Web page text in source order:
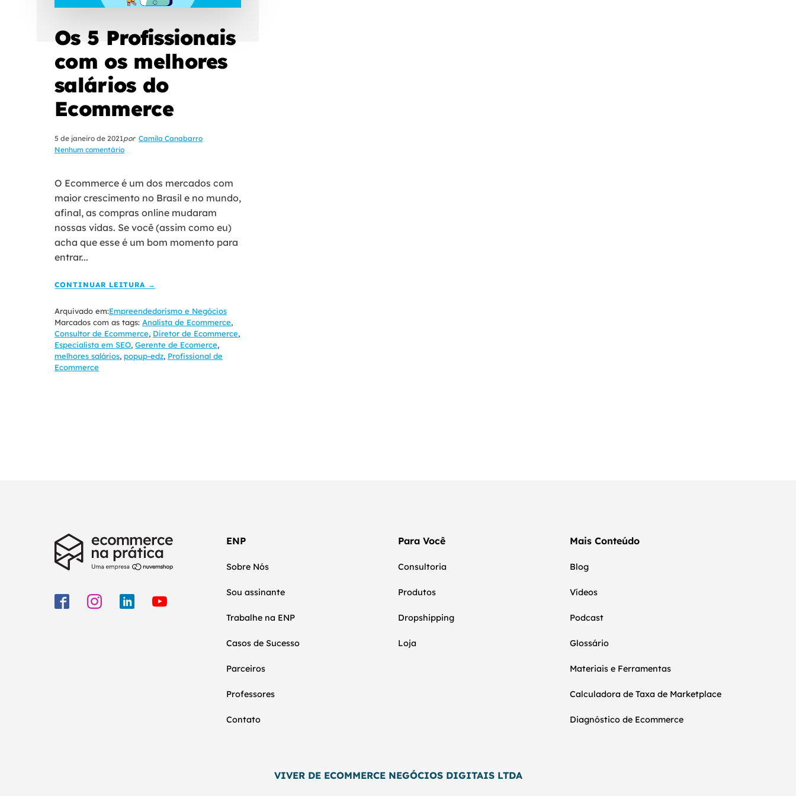
Os 5 Profissionais
com os melhores
salários do
Ecommerce
5 de janeiro de 2021por Camila Canabarro
Nenhum comentário
O Ecommerce é um dos mercados com
maior crescimento no Brasil e no mundo,
afinal, as compras online mudaram
nossas vidas. Se você (assim como eu)
acha que esse é um bom momento para
entrar...
CONTINUAR LEITURA →
Arquivado em:Empreendedorismo e Negócios
Marcados com as tags: Analista de Ecommerce,
Consultor de Ecommerce, Diretor de Ecommerce,
Especialista em SEO, Gerente de Ecomerce,
melhores salários, popup-edz, Profissional de
Ecommerce
ENP
Sobre Nós
Sou assinante
Trabalhe na ENP
Casos de Sucesso
Parceiros
Professores
Contato
Para Você
Consultoria
Produtos
Dropshipping
Loja
Mais Conteúdo
Blog
Vídeos
Podcast
Glossário
Materiais e Ferramentas
Calculadora de Taxa de Marketplace
Diagnóstico de Ecommerce
VIVER DE ECOMMERCE NEGÓCIOS DIGITAIS LTDA